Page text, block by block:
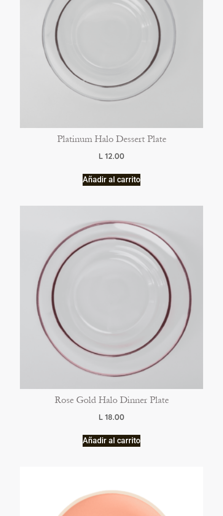
Platinum Halo Dessert Plate
L 12.00
Añadir al carrito
Rose Gold Halo Dinner Plate
L 18.00
Añadir al carrito